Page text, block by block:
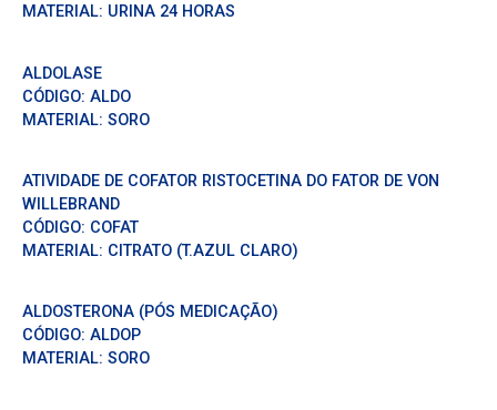
MATERIAL: URINA 24 HORAS
ALDOLASE
CÓDIGO: ALDO
MATERIAL: SORO
ATIVIDADE DE COFATOR RISTOCETINA DO FATOR DE VON
WILLEBRAND
CÓDIGO: COFAT
MATERIAL: CITRATO (T.AZUL CLARO)
ALDOSTERONA (PÓS MEDICAÇÃO)
CÓDIGO: ALDOP
MATERIAL: SORO